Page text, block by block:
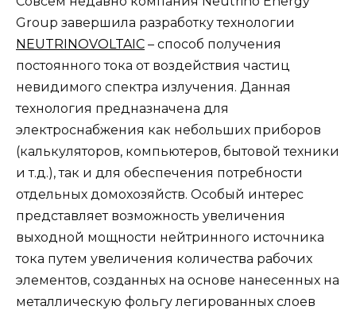
Group завершила разработку технологии
NEUTRINOVOLTAIC – способ получения
постоянного тока от воздействия частиц
невидимого спектра излучения. Данная
технология предназначена для
электроснабжения как небольших приборов
(калькуляторов, компьютеров, бытовой техники
и т.д.), так и для обеспечения потребности
отдельных домохозяйств. Особый интерес
представляет возможность увеличения
выходной мощности нейтринного источника
тока путем увеличения количества рабочих
элементов, созданных на основе нанесенных на
металлическую фольгу легированных слоев